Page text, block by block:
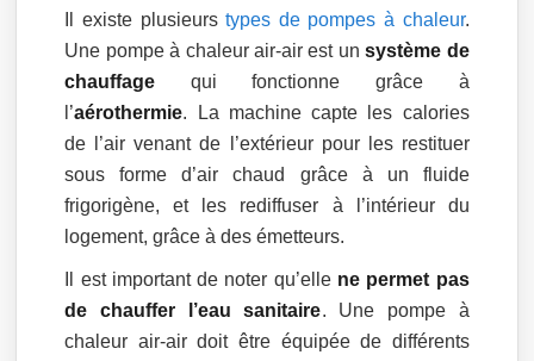
Il existe plusieurstypes de pompes à chaleur.
Une pompe à chaleur air-air est unsystème de
chauffage qui fonctionne grâce à
l’aérothermie. La machine capte les calories
de l’air venant de l’extérieur pour les restituer
sous forme d’air chaud grâce à un fluide
frigorigène, et les rediffuser à l’intérieur du
logement, grâce à des émetteurs.
Il est important de noter qu’elle ne permet pas
de chauffer l’eau sanitaire. Une pompe à
chaleur air-air doit être équipée de différents